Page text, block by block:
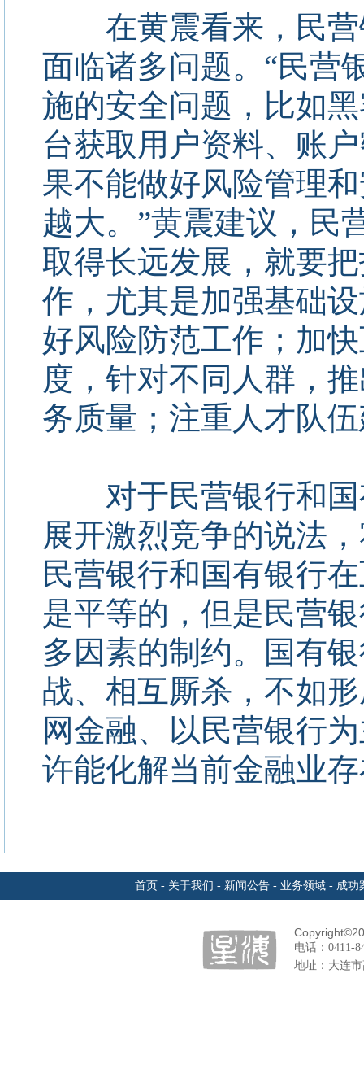
在黄震看来，民营
面临诸多问题。“民营
施的安全问题，比如
台获取用户资料、账
果不能做好风险管理
越大。”黄震建议，民
取得长远发展，就要
作，尤其是加强基础
好风险防范工作；加
度，针对不同人群，
务质量；注重人才队
对于民营银行和国
展开激烈竞争的说法
民营银行和国有银行
是平等的，但是民营
多因素的制约。国有
战、相互厮杀，不如
网金融、以民营银行
许能化解当前金融业
首页 - 关于我们 - 新闻公告- 业务领域- 成功
电话： 0411-
地址：大连